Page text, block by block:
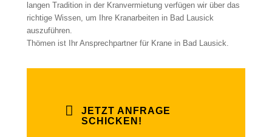
langen Tradition in der Kranvermietung verfügen wir über das
richtige Wissen, um Ihre Kranarbeiten in Bad Lausick
auszuführen.
Thömen ist Ihr Ansprechpartner für Krane in Bad Lausick.
JETZT ANFRAGE
SCHICKEN!